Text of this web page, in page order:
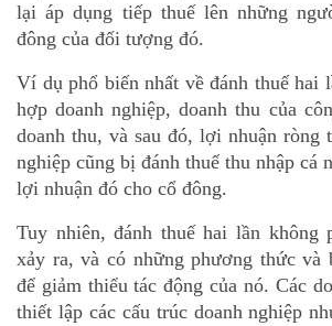
lại áp dụng tiếp thuế lên những
đông của đối tượng đó.
Ví dụ phổ biến nhất về đánh thuế hai
hợp doanh nghiệp, doanh thu của
doanh thu, và sau đó, lợi nhuận ròng
nghiệp cũng bị đánh thuế thu nhập cá
lợi nhuận đó cho cổ đông.
Tuy nhiên, đánh thuế hai lần không
xảy ra, và có những phương thức và
để giảm thiểu tác động của nó. Các
thiết lập các cấu trúc doanh nghiệp